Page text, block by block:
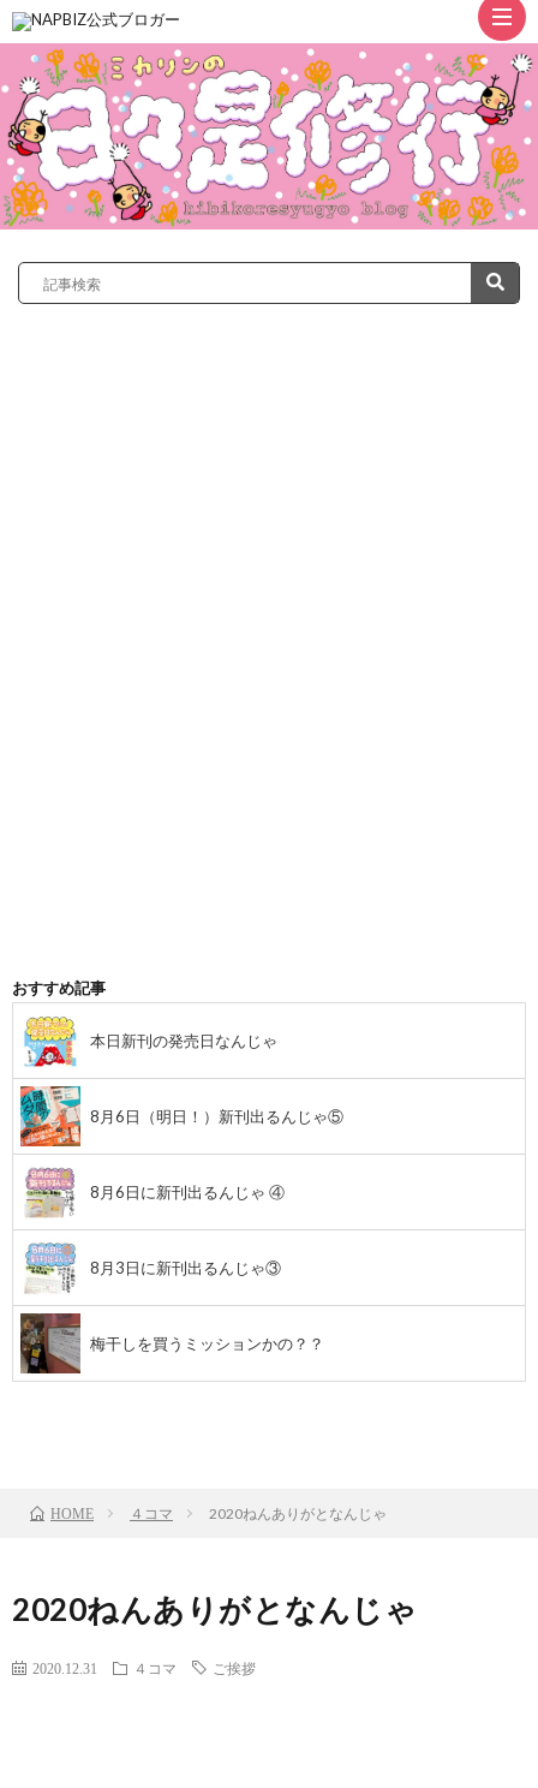
ト
ッ
おすすめ記事
本日新刊の発売日なんじゃ
8月6日（明日！）新刊出るんじゃ⑤
8月6日に新刊出るんじゃ ④
8月3日に新刊出るんじゃ③
梅干しを買うミッションかの？？
HOME ４コマ 2020ねんありがとなんじゃ
2020ねんありがとなんじゃ
2020.12.31 ４コマ ご挨拶